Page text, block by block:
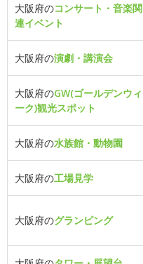
大阪府のコンサート・音楽関
連イベント
大阪府の演劇・講演会
大阪府のGW(ゴールデンウィ
ーク)観光スポット
大阪府の水族館・動物園
大阪府の工場見学
大阪府のグランピング